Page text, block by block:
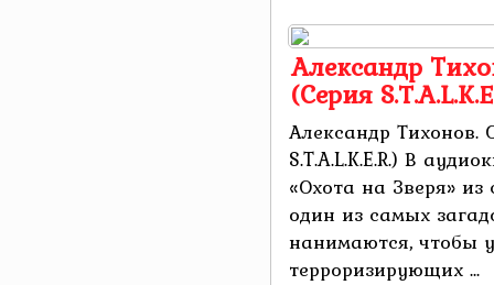
Александр
(Серия
Александр Тихонов.
S.T.A.L.K.E.R.) В
«Охота на Зверя» из
один из самых
нанимаются, чтобы
терроризирующих ...